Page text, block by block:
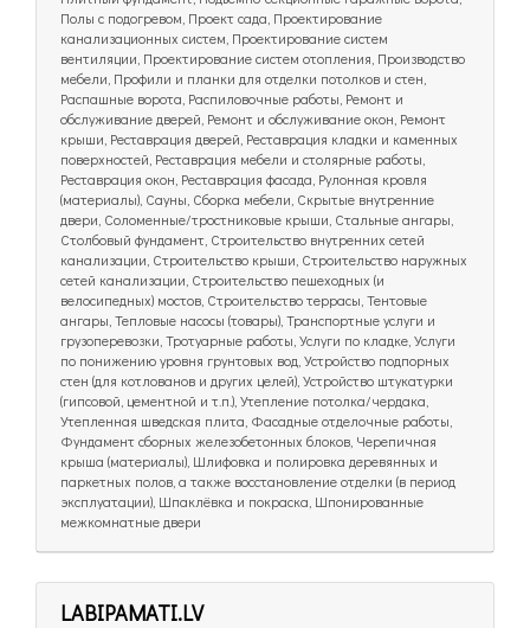
Полы с подогревом, Проект сада, Проектирование
канализационных систем, Проектирование систем
вентиляции, Проектирование систем отопления, Производство
мебели, Профили и планки для отделки потолков и стен,
Распашные ворота, Распиловочные работы, Ремонт и
обслуживание дверей, Ремонт и обслуживание окон, Ремонт
крыши, Реставрация дверей, Реставрация кладки и каменных
поверхностей, Реставрация мебели и столярные работы,
Реставрация окон, Реставрация фасада, Рулонная кровля
(материалы), Сауны, Сборка мебели, Скрытые внутренние
двери, Соломенные/тростниковые крыши, Стальные ангары,
Столбовый фундамент, Строительство внутренних сетей
канализации, Строительство крыши, Строительство наружных
сетей канализации, Строительство пешеходных (и
велосипедных) мостов, Строительство террасы, Тентовые
ангары, Тепловые насосы (товары), Транспортные услуги и
грузоперевозки, Тротуарные работы, Услуги по кладке, Услуги
по понижению уровня грунтовых вод, Устройство подпорных
стен (для котлованов и других целей), Устройство штукатурки
(гипсовой, цементной и т.п.), Утепление потолка/чердака,
Утепленная шведская плита, Фасадные отделочные работы,
Фундамент сборных железобетонных блоков, Черепичная
крыша (материалы), Шлифовка и полировка деревянных и
паркетных полов, а также восстановление отделки (в период
эксплуатации), Шпаклёвка и покраска, Шпонированные
межкомнатные двери
LABIPAMATI.LV